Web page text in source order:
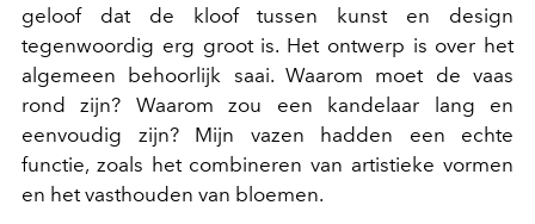
geloof dat de kloof tussen kunst en design
tegenwoordig erg groot is. Het ontwerp is over het
algemeen behoorlijk saai. Waarom moet de vaas
rond zijn? Waarom zou een kandelaar lang en
eenvoudig zijn? Mijn vazen hadden een echte
functie, zoals het combineren van artistieke vormen
en het vasthouden van bloemen.